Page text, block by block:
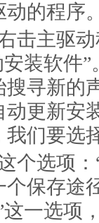
的程序。
击主驱
装软件”
搜寻新的
动更新安
们要选
个选项
个保存途
这一选项